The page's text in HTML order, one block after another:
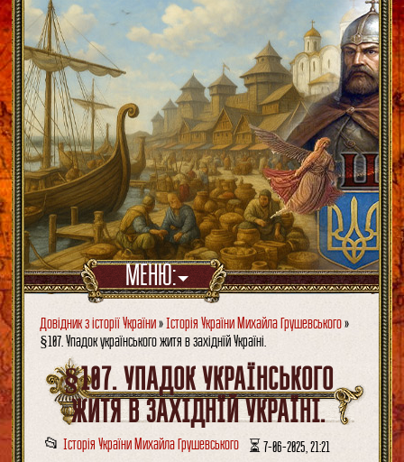
МЕНЮ:
Довідник з історії України»Історія України Михайла Грушевського»
§107. Упадок українського житя в західнїй Україні.
§107. УПАДОК УКРАЇНСЬКОГО
ЖИТЯ В ЗАХІДНЇЙ УКРАЇНІ.
📂 Історія України Михайла Грушевського ⏳ 7-06-2025, 21:21